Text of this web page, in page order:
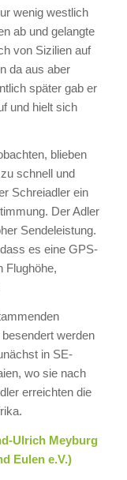
wenig westlich
ab und gelangte
von Sizilien auf
da aus aber
später gab er
und hielt sich
blieben
schnell und
Schreiadler ein
Der Adler
Sendeleistung.
es eine GPS-
Flughöhe,
werden
in SE-
wo sie nach
erreichten die
Ulrich Meyburg
Eulen e.V.)